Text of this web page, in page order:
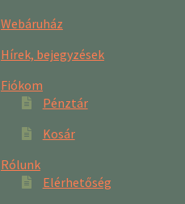
Webáruház
Hírek, bejegyzések
Fiókom
Pénztár
Kosár
Rólunk
Elérhetőség